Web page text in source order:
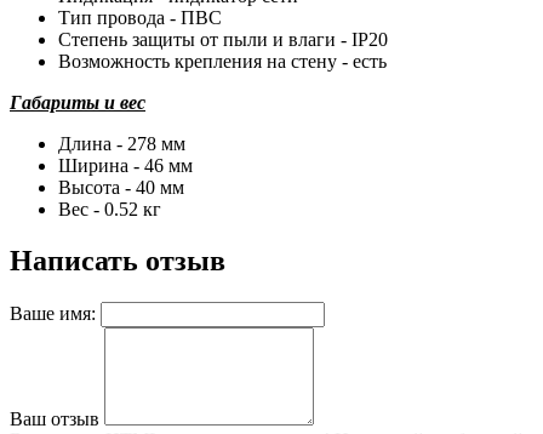
Тип провода - ПВС
Степень защиты от пыли и влаги - IP20
Возможность крепления на стену - есть
Габариты и вес
Длина - 278 мм
Ширина - 46 мм
Высота - 40 мм
Вес - 0.52 кг
Написать отзыв
Ваше имя:
Ваш отзыв